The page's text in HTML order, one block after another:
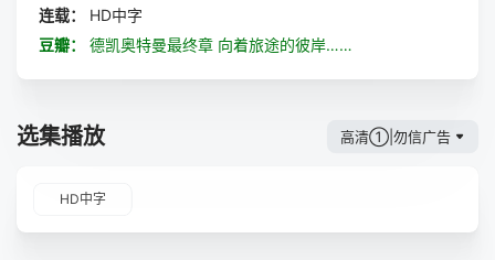
连载：
HD中字
豆瓣：
德凯奥特曼最终章 向着旅途的彼岸……
选集播放 高清①|勿信广告
HD中字